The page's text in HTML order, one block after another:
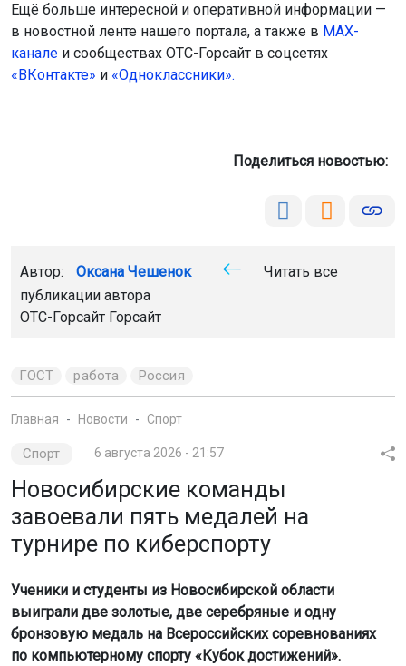
Ещё больше интересной и оперативной информации —
в новостной ленте нашего портала, а также в МАХ-
канале и сообществах ОТС-Горсайт в соцсетях
«ВКонтакте» и «Одноклассники».
Поделиться новостью:
Автор: Оксана Чешенок
Читать все
публикации автора
ОТС-Горсайт Горсайт
ГОСТ работа Россия
Главная Новости Спорт
Спорт 6 августа 2026 - 21:57
Новосибирские команды
завоевали пять медалей на
турнире по киберспорту
Ученики и студенты из Новосибирской области
выиграли две золотые, две серебряные и одну
бронзовую медаль на Всероссийских соревнованиях
по компьютерному спорту «Кубок достижений».